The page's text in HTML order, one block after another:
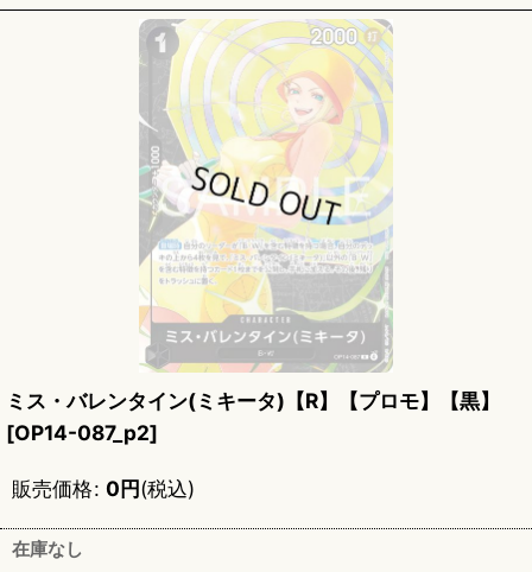
ミス・バレンタイン(ミキータ)【R】【プロモ】【黒】
[OP14-087_p2]
販売価格: 0円(税込)
在庫なし